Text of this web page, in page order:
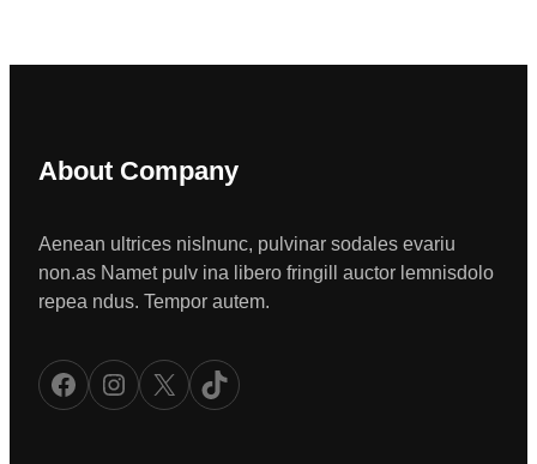
About Company
Aenean ultrices nislnunc, pulvinar sodales evariu
non.as Namet pulv ina libero fringill auctor lemnisdolo
repea ndus. Tempor autem.
Facebook Instagram X TikTok